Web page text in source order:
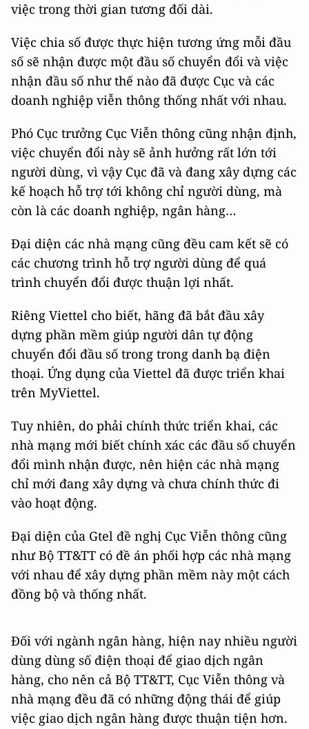
việc trong thời gian tương đối dài.
Việc chia số được thực hiện tương ứng mỗi đầu
số sẽ nhận được một đầu số chuyển đổi và việc
nhận đầu số như thế nào đã được Cục và các
doanh nghiệp viễn thông thống nhất với nhau.
Phó Cục trưởng Cục Viễn thông cũng nhận định,
việc chuyển đổi này sẽ ảnh hưởng rất lớn tới
người dùng, vì vậy Cục đã và đang xây dựng các
kế hoạch hỗ trợ tới không chỉ người dùng, mà
còn là các doanh nghiệp, ngân hàng…
Đại diện các nhà mạng cũng đều cam kết sẽ có
các chương trình hỗ trợ người dùng để quá
trình chuyển đổi được thuận lợi nhất.
Riêng Viettel cho biết, hãng đã bắt đầu xây
dựng phần mềm giúp người dân tự động
chuyển đổi đầu số trong trong danh bạ điện
thoại. Ứng dụng của Viettel đã được triển khai
trên MyViettel.
Tuy nhiên, do phải chính thức triển khai, các
nhà mạng mới biết chính xác các đầu số chuyển
đổi mình nhận được, nên hiện các nhà mạng
chỉ mới đang xây dựng và chưa chính thức đi
vào hoạt động.
Đại diện của Gtel đề nghị Cục Viễn thông cũng
như Bộ TT&TT có đề án phối hợp các nhà mạng
với nhau để xây dựng phần mềm này một cách
đồng bộ và thống nhất.
Đối với ngành ngân hàng, hiện nay nhiều người
dùng dùng số điện thoại để giao dịch ngân
hàng, cho nên cả Bộ TT&TT, Cục Viễn thông và
nhà mạng đều đã có những động thái để giúp
việc giao dịch ngân hàng được thuận tiện hơn.